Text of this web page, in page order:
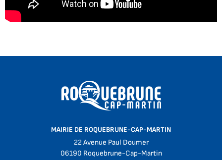
MAIRIE DE ROQUEBRUNE-CAP-MARTIN
22 Avenue Paul Doumer
06190 Roquebrune-Cap-Martin